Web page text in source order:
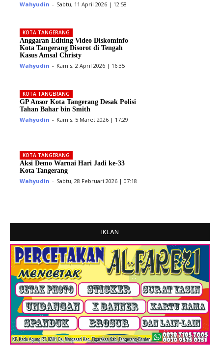
Wahyudin - Sabtu, 11 April 2026 | 12:58
KOTA TANGERANG
Anggaran Editing Video Diskominfo
Kota Tangerang Disorot di Tengah
Kasus Amsal Christy
Wahyudin - Kamis, 2 April 2026 | 16:35
KOTA TANGERANG
GP Ansor Kota Tangerang Desak Polisi
Tahan Bahar bin Smith
Wahyudin - Kamis, 5 Maret 2026 | 17:29
KOTA TANGERANG
Aksi Demo Warnai Hari Jadi ke-33
Kota Tangerang
Wahyudin - Sabtu, 28 Februari 2026 | 07:18
IKLAN